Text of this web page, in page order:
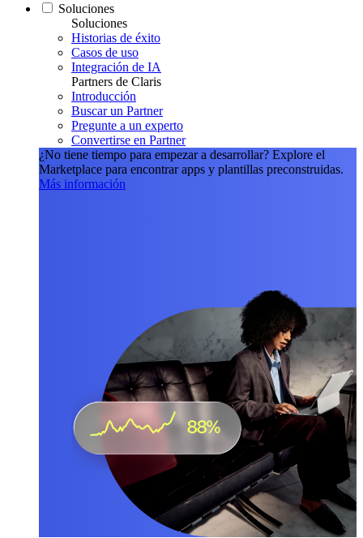
Soluciones
Soluciones
Historias de éxito
Casos de uso
Integración de IA
Partners de Claris
Introducción
Buscar un Partner
Pregunte a un experto
Convertirse en Partner
¿No tiene tiempo para empezar a desarrollar? Explore el
Marketplace para encontrar apps y plantillas preconstruidas.
Más información